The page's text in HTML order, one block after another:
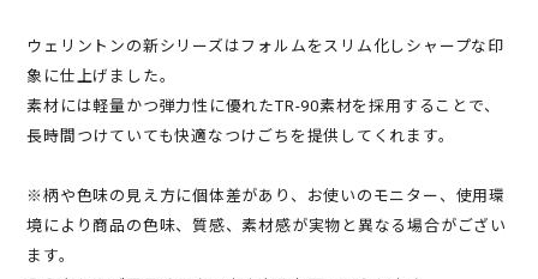
ウェリントンの新シリーズはフォルムをスリム化しシャープな印
象に仕上げました。
素材には軽量かつ弾力性に優れたTR-90素材を採用することで、
長時間つけていても快適なつけごちを提供してくれます。
※柄や色味の見え方に個体差があり、お使いのモニター、使用環
境により商品の色味、質感、素材感が実物と異なる場合がござい
ます。